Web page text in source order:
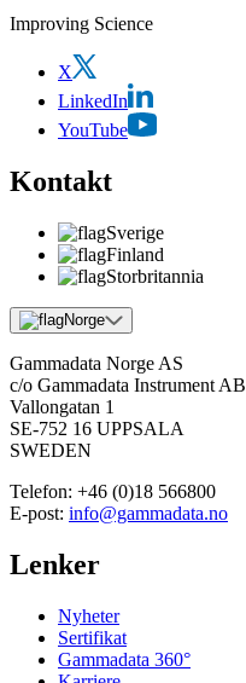
Improving Science
X
LinkedIn
YouTube
Kontakt
Sverige
Finland
Storbritannia
Norge
Gammadata Norge AS
c/o Gammadata Instrument AB
Vallongatan 1
SE-752 16 UPPSALA
SWEDEN
Telefon: +46 (0)18 566800
E-post: info@gammadata.no
Lenker
Nyheter
Sertifikat
Gammadata 360°